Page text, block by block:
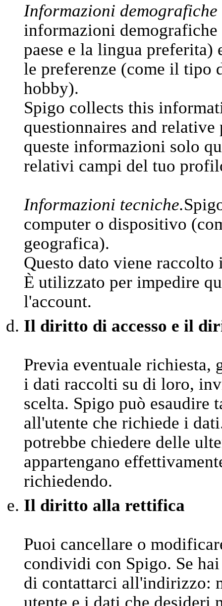
Informazioni
informazioni
paese e la lingua
le preferenze (come il tipo
hobby).
Spigo collects this
questionnaires and
queste informazioni solo
relativi campi del tuo
Informazioni tecniche.
computer o dispositivo
geografica).
Questo dato viene
È utilizzato per impedire
l'account.
Il diritto di accesso e il
Previa eventuale richiesta,
i dati raccolti su di loro,
scelta. Spigo può
all'utente che richiede i
potrebbe chiedere delle
appartengano
richiedendo.
Il diritto alla rettifica
Puoi cancellare o
condividi con Spigo. Se
di contattarci all'indirizzo:
utente e i dati che desideri